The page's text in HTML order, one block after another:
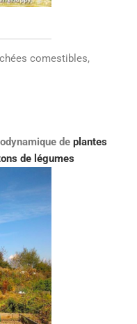
comestibles,
deplantes
de légumes